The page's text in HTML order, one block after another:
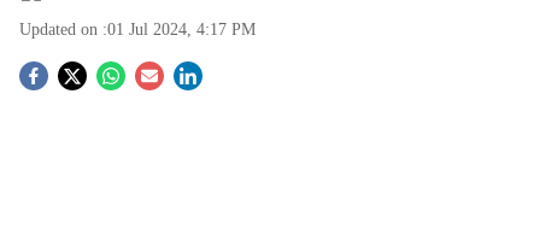
Updated on :01 Jul 2024, 4:17 PM
S